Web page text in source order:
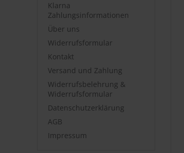
Klarna
Zahlungsinformationen
Über uns
Widerrufsformular
Kontakt
Versand und Zahlung
Widerrufsbelehrung &
Widerrufsformular
Datenschutzerklärung
AGB
Impressum